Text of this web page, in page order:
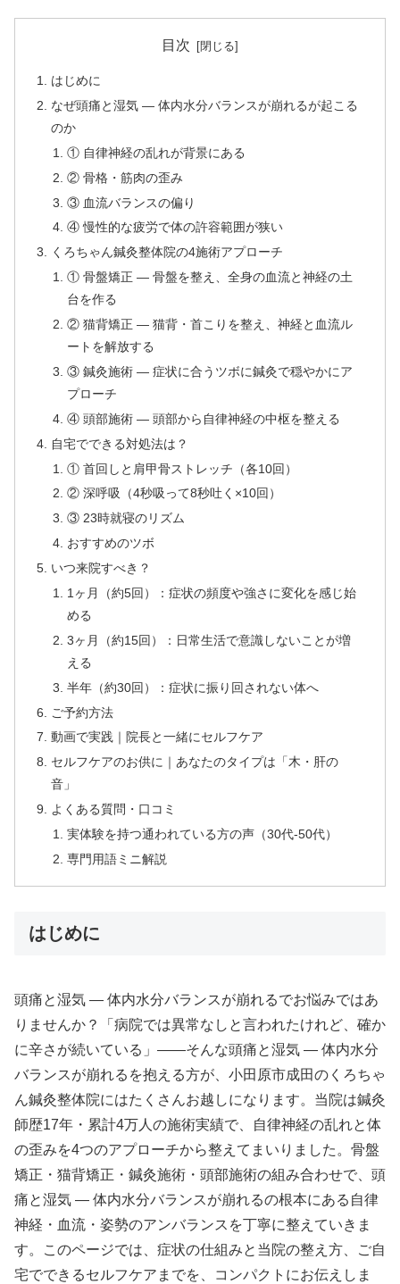
目次
はじめに
なぜ頭痛と湿気 ― 体内水分バランスが崩れるが起こる
のか
① 自律神経の乱れが背景にある
② 骨格・筋肉の歪み
③ 血流バランスの偏り
④ 慢性的な疲労で体の許容範囲が狭い
くろちゃん鍼灸整体院の4施術アプローチ
① 骨盤矯正 — 骨盤を整え、全身の血流と神経の土
台を作る
② 猫背矯正 — 猫背・首こりを整え、神経と血流ル
ートを解放する
③ 鍼灸施術 — 症状に合うツボに鍼灸で穏やかにア
プローチ
④ 頭部施術 — 頭部から自律神経の中枢を整える
自宅でできる対処法は？
① 首回しと肩甲骨ストレッチ（各10回）
② 深呼吸（4秒吸って8秒吐く×10回）
③ 23時就寝のリズム
おすすめのツボ
いつ来院すべき？
1ヶ月（約5回）：症状の頻度や強さに変化を感じ始
める
3ヶ月（約15回）：日常生活で意識しないことが増
える
半年（約30回）：症状に振り回されない体へ
ご予約方法
動画で実践｜院長と一緒にセルフケア
セルフケアのお供に｜あなたのタイプは「木・肝の
音」
よくある質問・口コミ
実体験を持つ通われている方の声（30代-50代）
専門用語ミニ解説
はじめに
頭痛と湿気 ― 体内水分バランスが崩れるでお悩みではあ
りませんか？「病院では異常なしと言われたけれど、確か
に辛さが続いている」——そんな頭痛と湿気 ― 体内水分
バランスが崩れるを抱える方が、小田原市成田のくろちゃ
ん鍼灸整体院にはたくさんお越しになります。当院は鍼灸
師歴17年・累計4万人の施術実績で、自律神経の乱れと体
の歪みを4つのアプローチから整えてまいりました。骨盤
矯正・猫背矯正・鍼灸施術・頭部施術の組み合わせで、頭
痛と湿気 ― 体内水分バランスが崩れるの根本にある自律
神経・血流・姿勢のアンバランスを丁寧に整えていきま
す。このページでは、症状の仕組みと当院の整え方、ご自
宅でできるセルフケアまでを、コンパクトにお伝えしま